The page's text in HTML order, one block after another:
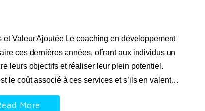
Valeur Ajoutée Le coaching en développement
ces dernières années, offrant aux individus un
leurs objectifs et réaliser leur plein potentiel.
le coût associé à ces services et s’ils en valent…
More